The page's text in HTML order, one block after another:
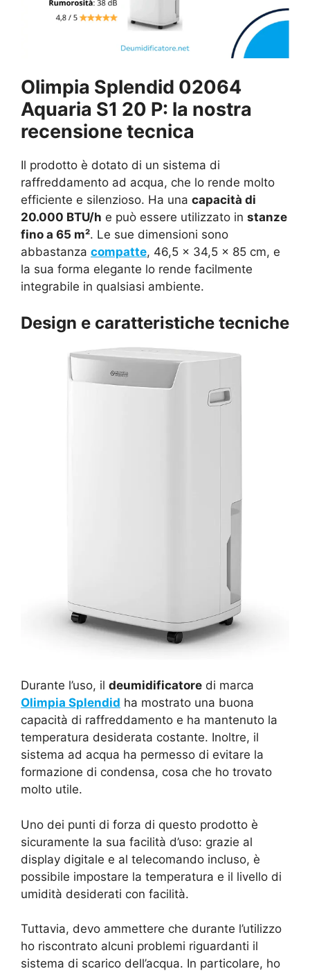
Olimpia Splendid 02064
Aquaria S1 20 P: la nostra
recensione tecnica
Il prodotto è dotato di un sistema di
raffreddamento ad acqua, che lo rende molto
efficiente e silenzioso. Ha una capacità di
20.000 BTU/h e può essere utilizzato in stanze
fino a 65 m². Le sue dimensioni sono
abbastanza compatte, 46,5 x 34,5 x 85 cm, e
la sua forma elegante lo rende facilmente
integrabile in qualsiasi ambiente.
Design e caratteristiche tecniche
Durante l’uso, il deumidificatore di marca
Olimpia Splendid ha mostrato una buona
capacità di raffreddamento e ha mantenuto la
temperatura desiderata costante. Inoltre, il
sistema ad acqua ha permesso di evitare la
formazione di condensa, cosa che ho trovato
molto utile.
Uno dei punti di forza di questo prodotto è
sicuramente la sua facilità d’uso: grazie al
display digitale e al telecomando incluso, è
possibile impostare la temperatura e il livello di
umidità desiderati con facilità.
Tuttavia, devo ammettere che durante l’utilizzo
ho riscontrato alcuni problemi riguardanti il
sistema di scarico dell’acqua. In particolare, ho